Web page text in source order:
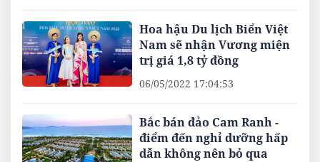
Hoa hậu Du lịch Biển Việt
Nam sẽ nhận Vương miện
trị giá 1,8 tỷ đồng
06/05/2022 17:04:53
​Bắc bán đảo Cam Ranh -
điểm đến nghỉ dưỡng hấp
dẫn không nên bỏ qua